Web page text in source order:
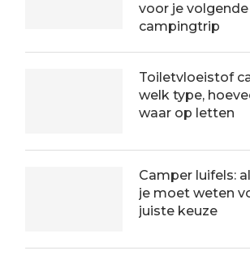
voor je volgende
campingtrip
Toiletvloeistof
welk type,
waar op letten
Camper luifels:
je moet weten
juiste keuze